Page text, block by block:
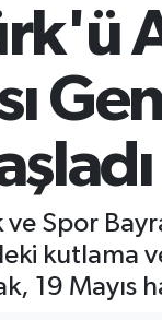
Spor
kutlama
Mayıs